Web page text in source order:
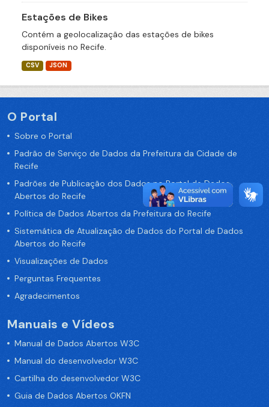
Estações de Bikes
Contém a geolocalização das estações de bikes
disponíveis no Recife.
CSV JSON
O Portal
Sobre o Portal
Padrão de Serviço de Dados da Prefeitura da Cidade de
Recife
Padrões de Publicação dos Dados no Portal de Dados
Abertos do Recife
Política de Dados Abertos da Prefeitura do Recife
Sistemática de Atualização de Dados do Portal de Dados
Abertos do Recife
Visualizações de Dados
Perguntas Frequentes
Agradecimentos
Manuais e Vídeos
Manual de Dados Abertos W3C
Manual do desenvolvedor W3C
Cartilha do desenvolvedor W3C
Guia de Dados Abertos OKFN